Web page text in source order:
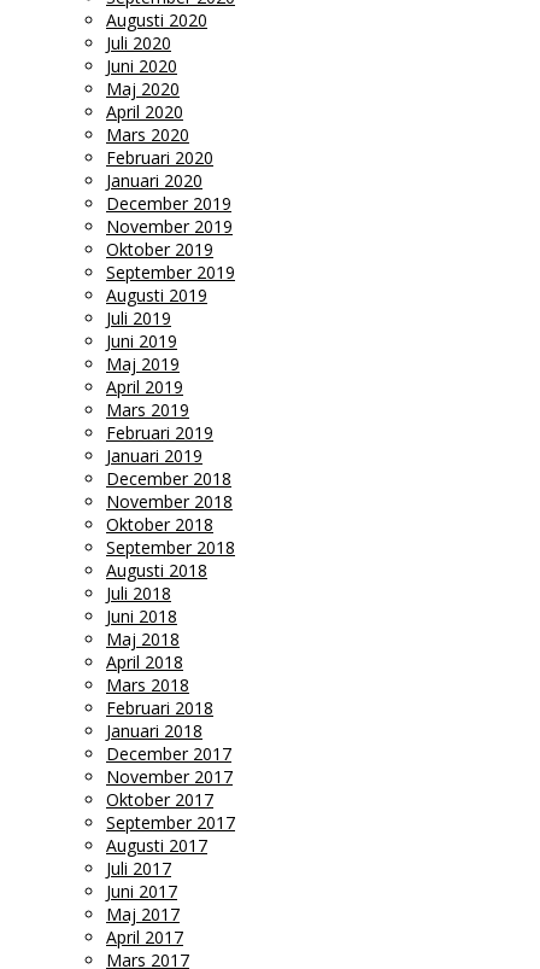
Augusti 2020
Juli 2020
Juni 2020
Maj 2020
April 2020
Mars 2020
Februari 2020
Januari 2020
December 2019
November 2019
Oktober 2019
September 2019
Augusti 2019
Juli 2019
Juni 2019
Maj 2019
April 2019
Mars 2019
Februari 2019
Januari 2019
December 2018
November 2018
Oktober 2018
September 2018
Augusti 2018
Juli 2018
Juni 2018
Maj 2018
April 2018
Mars 2018
Februari 2018
Januari 2018
December 2017
November 2017
Oktober 2017
September 2017
Augusti 2017
Juli 2017
Juni 2017
Maj 2017
April 2017
Mars 2017